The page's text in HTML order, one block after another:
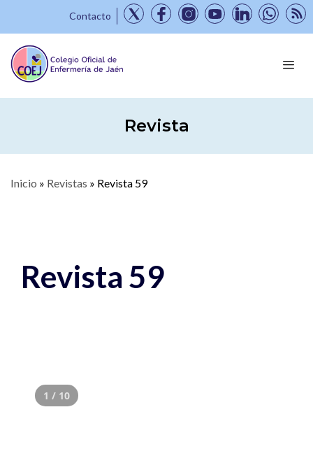
Contacto
Revista
Inicio » Revistas » Revista 59
Revista 59
1 / 10